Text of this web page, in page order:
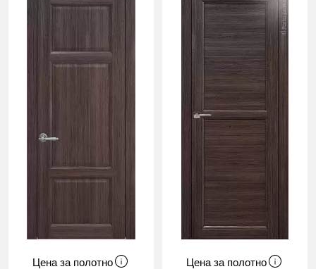
Цена за полотно Цена за полотно